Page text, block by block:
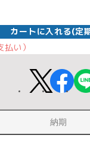
カートに入れる(定
い）
納期